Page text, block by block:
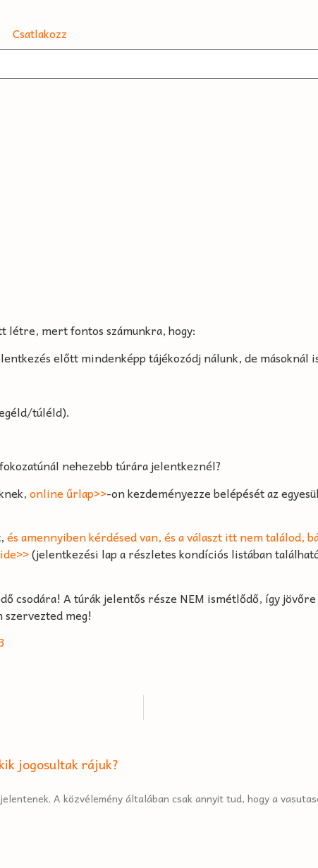
Csatlakozz
létre, mert fontos számunkra, hogy:
előtt mindenképp tájékozódj nálunk, de másoknál
túléld).
nehezebb túrára jelentkeznél?
online űrlap>>-on kezdeményezze belépését az
és amennyiben kérdésed van, és a választ itt nem találod,
(jelentkezési lap a részletes kondíciós listában
csodára! A túrák jelentős része NEM ismétlődő, így
szervezted meg!
jogosultak rájuk?
A közvélemény általában csak annyit tud, hogy a